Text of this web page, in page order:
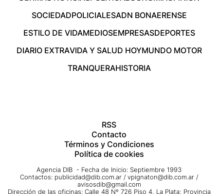
SOCIEDADPOLICIALESADN BONAERENSE
ESTILO DE VIDAMEDIOSEMPRESASDEPORTES
DIARIO EXTRAVIDA Y SALUD HOYMUNDO MOTOR
TRANQUERAHISTORIA
RSS
Contacto
Términos y Condiciones
Política de cookies
Agencia DIB - Fecha de Inicio: Septiembre 1993
Contactos: publicidad@dib.com.ar / vpignaton@dib.com.ar /
avisosdib@gmail.com
Dirección de las oficinas: Calle 48 Nº 726 Piso 4, La Plata; Provincia